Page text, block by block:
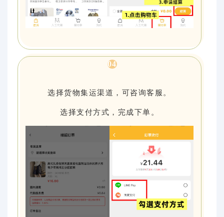
04
选择货物集运渠道，可咨询客服。
选择支付方式，完成下单。